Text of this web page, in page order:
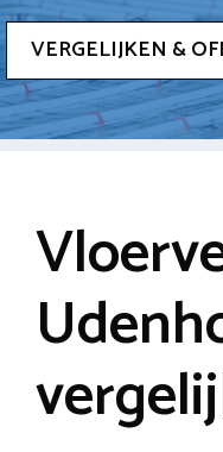
VERGELIJKEN &